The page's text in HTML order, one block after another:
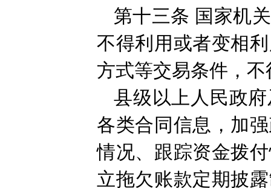
第十三条 国家机
不得利用或者变相
方式等交易条件，
县级以上人民政
各类合同信息，加
情况、跟踪资金拨
立拖欠账款定期披